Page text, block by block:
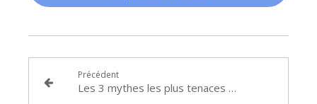
Précédent
Les 3 mythes les plus tenaces sur la Chiropraxie